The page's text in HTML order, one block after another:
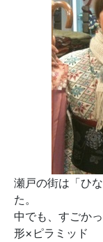
瀬戸の街は「ひ
た。
中でも、すごか
形×ピラミッド